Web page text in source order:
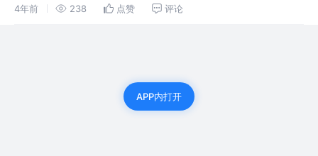
监控?一个线程池中的线程异常了，那么线程池会怎么处理这个线程?
4年前 238 点赞 评论
APP内打开